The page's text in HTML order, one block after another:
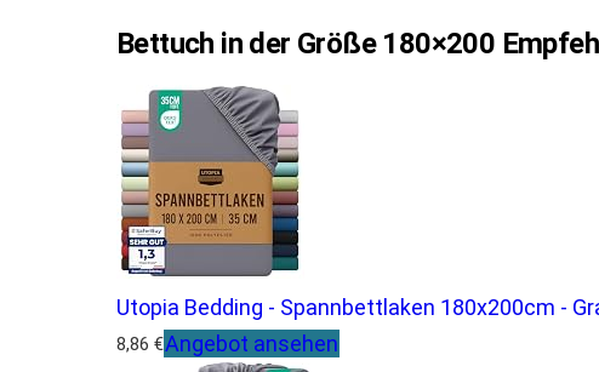
Bettuch in der Größe 180×200
Utopia Bedding - Spannbettlaken 180x200cm -
8,86 €Angebot ansehen